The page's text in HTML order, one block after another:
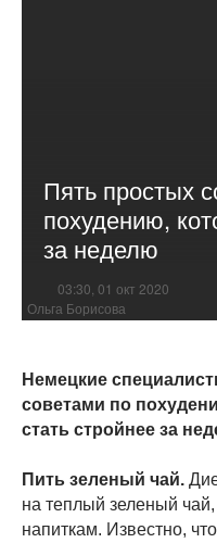
Пять простых
похудению,
за неделю
03:30, 01 окт 2020
Ольга Борисова
Немецкие
советами по
стать стройнее за
Пить зеленый чай.
на теплый зеленый
напиткам. Известно,